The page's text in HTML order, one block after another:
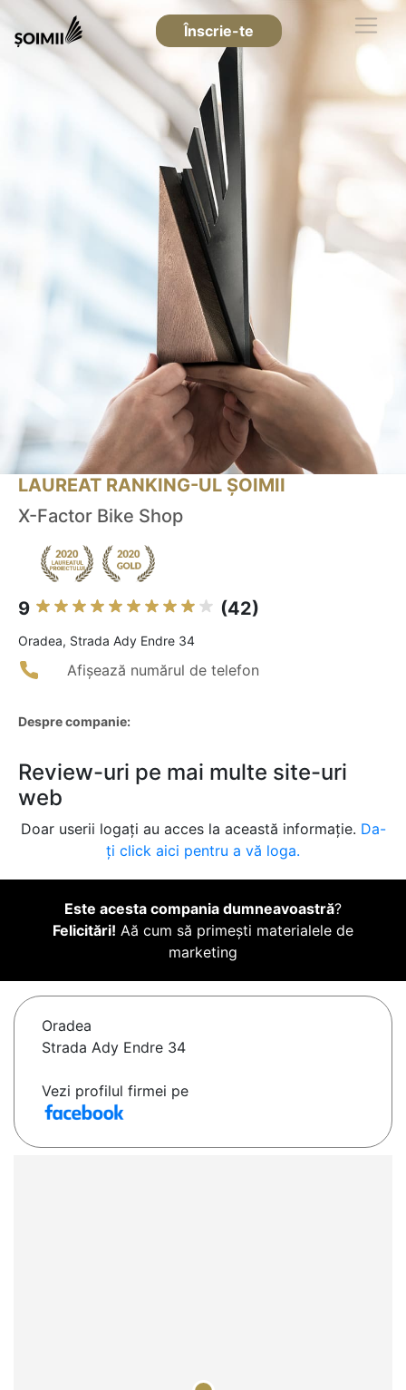
Înscrie-te
LAUREAT RANKING-UL ȘOIMII
X-Factor Bike Shop
9 (42)
Oradea, Strada Ady Endre 34
Afișează numărul de telefon
Despre companie:
Review-uri pe mai multe site-uri
web
Doar userii logați au acces la această informație. Da-
ți click aici pentru a vă loga.
Este acesta compania dumneavoastră?
Felicitări! Aă cum să primești materialele de
marketing
Oradea
Strada Ady Endre 34
Vezi profilul firmei pe